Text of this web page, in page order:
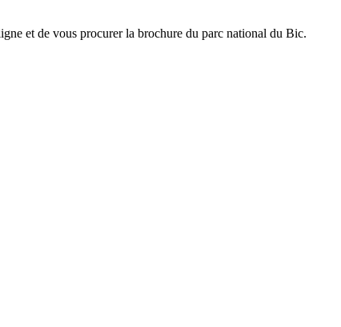
et de vous procurer la brochure du parc national du Bic.